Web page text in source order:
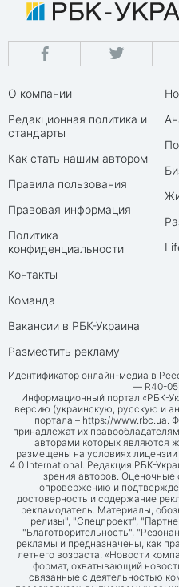
О компании
Редакционная политика и
стандарты
Как стать нашим автором
Правила пользования
Правовая информация
Политика
конфиденциальности
Контакты
Команда
Вакансии в РБК-Украина
Разместить рекламу
Идентификатор онлайн-медиа в
— R40-
Информационный портал «РБК-
версию (украинскую, русскую и
портала – https://www.rbc.ua.
принадлежат их
авторами которых являются
размещены на условиях
4.0 International. Редакция РБК-
зрения авторов.
опровержению и
достоверность и содержание
рекламодатель. Материалы,
релизы", "Спецпроект",
"Благотворительность",
рекламы и предназначены, как
летнего возраста. «Новости
формат, охватывающий
связанные с деятельностью